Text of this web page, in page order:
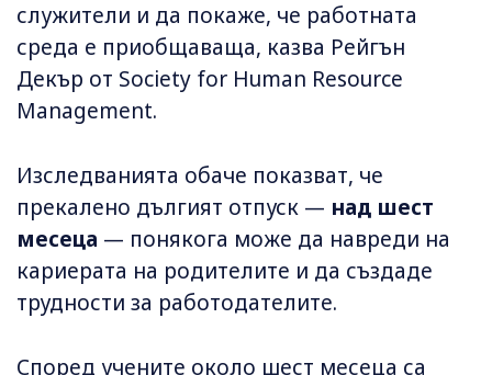
служители и да покаже, че работната
среда е приобщаваща, казва Рейгън
Декър от Society for Human Resource
Management.
Изследванията обаче показват, че
прекалено дългият отпуск — над шест
месеца — понякога може да навреди на
кариерата на родителите и да създаде
трудности за работодателите.
Според учените около шест месеца са